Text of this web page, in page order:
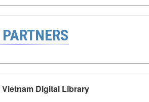
Vietnam Digital Library